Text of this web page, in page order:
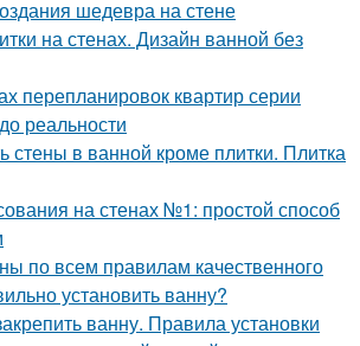
шедевра на стене
на стенах. Дизайн ванной без
перепланировок квартир серии
реальности
стены в ванной кроме плитки. Плитка
на стенах №1: простой способ
по всем правилам качественного
установить ванну?
ванну. Правила установки